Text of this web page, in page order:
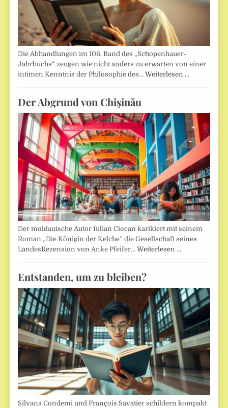
Die Abhandlungen im 106. Band des „Schopenhauer-
Jahrbuchs“ zeugen wie nicht anders zu erwarten von einer
intimen Kenntnis der Philosophie des…Weiterlesen …
Der Abgrund von Chişinău
Der moldauische Autor Iulian Ciocan karikiert mit seinem
Roman „Die Königin der Kelche” die Gesellschaft seines
LandesRezension von Anke Pfeifer…Weiterlesen …
Entstanden, um zu bleiben?
Silvana Condemi und François Savatier schildern kompakt